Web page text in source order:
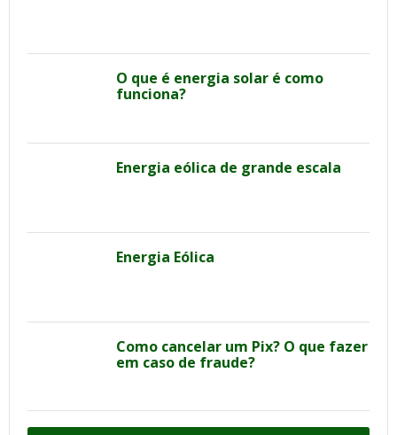
O que é energia solar é como
funciona?
Energia eólica de grande escala
Energia Eólica
Como cancelar um Pix? O que fazer
em caso de fraude?